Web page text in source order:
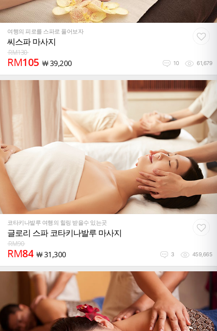
여행의 피로를 스파로 풀어보자
씨스파 마사지
RM130
RM105 ￦39,200 10 61,679
코타키나발루 여행의 힐링 받을수 있는곳
글로리 스파 코타키나발루 마사지
RM90
RM84 ￦31,300 3 459,665